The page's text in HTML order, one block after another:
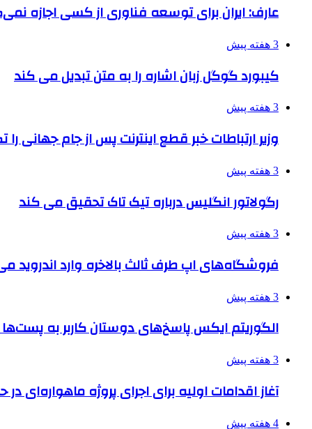
عارف: ایران برای توسعه فناوری از کسی اجازه
3 هفته پیش
کیبورد گوگل زبان اشاره را به متن تبدیل می کند
3 هفته پیش
وزیر ارتباطات خبر قطع اینترنت پس از جام جهانی
3 هفته پیش
رگولاتور انگلیس درباره تیک تاک تحقیق می کند
3 هفته پیش
فروشگاه‌های اپ طرف ثالث بالاخره وارد
3 هفته پیش
الگوریتم ایکس پاسخ‌های دوستان کاربر به
3 هفته پیش
آغاز اقدامات اولیه برای اجرای پروژه ماهواره‌ای در
4 هفته پیش